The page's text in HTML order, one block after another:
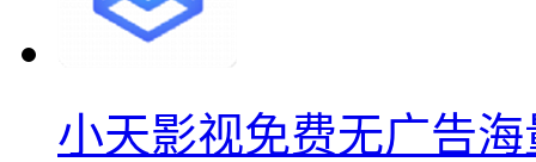
小天影视免费无广告